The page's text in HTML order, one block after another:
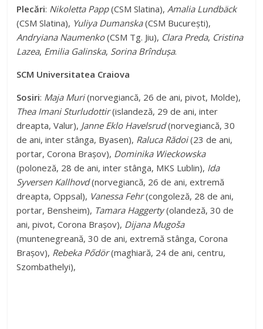
Plecări: Nikoletta Papp(CSM Slatina),Amalia Lundbäck
(CSM Slatina), Yuliya Dumanska(CSM București),
Andryiana Naumenko(CSM Tg. Jiu), Clara Preda, Cristina
Lazea, Emilia Galinska, Sorina Brîndușa.
SCM Universitatea Craiova
Sosiri: Maja Muri(norvegiancă, 26 de ani, pivot, Molde),
Thea Imani Sturludottir(islandeză, 29 de ani, inter
dreapta, Valur), Janne Eklo Havelsrud(norvegiancă, 30
de ani, inter stânga, Byasen), Raluca Rădoi(23 de ani,
portar, Corona Brașov), Dominika Wieckowska
(poloneză, 28 de ani, inter stânga, MKS Lublin), Ida
Syversen Kallhovd(norvegiancă, 26 de ani, extremă
dreapta, Oppsal), Vanessa Fehr(congoleză, 28 de ani,
portar, Bensheim), Tamara Haggerty(olandeză, 30 de
ani, pivot, Corona Brașov), Dijana Mugoša
(muntenegreană, 30 de ani, extremă stânga, Corona
Brașov), Rebeka Pődör(maghiară, 24 de ani, centru,
Szombathelyi),